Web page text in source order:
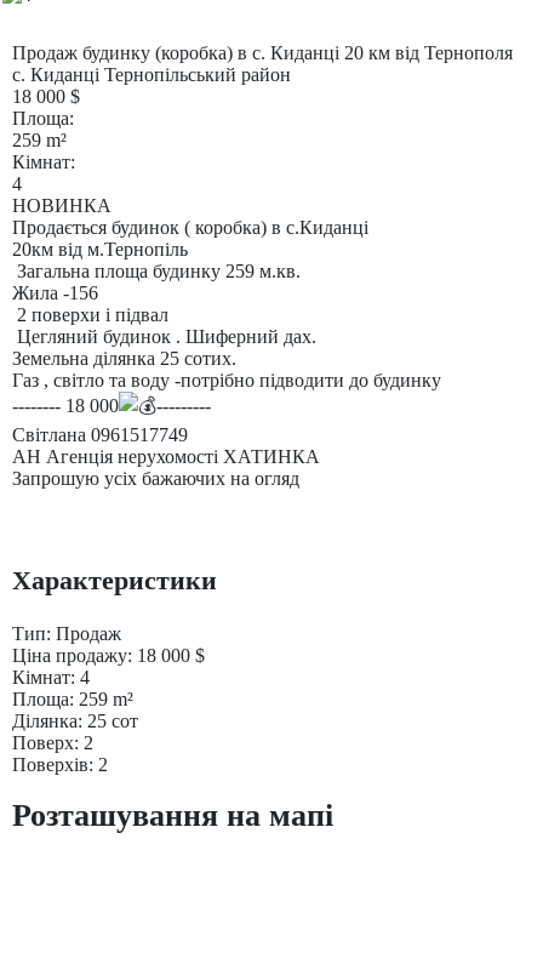
Продаж будинку (коробка) в с. Киданці 20 км від Тернополя
с. Киданці Тернопільський район
18 000 $
Площа:
259 m²
Кімнат:
4
НОВИНКА
Продається будинок ( коробка) в с.Киданці
20км від м.Тернопіль
Загальна площа будинку 259 м.кв.
Жила -156
2 поверхи і підвал
Цегляний будинок . Шиферний дах.
Земельна ділянка 25 сотих.
Газ , світло та воду -потрібно підводити до будинку
-------- 18 000
---------
Світлана 0961517749
АН Агенція нерухомості ХАТИНКА
Запрошую усіх бажаючих на огляд
Характеристики
Тип: Продаж
Ціна продажу: 18 000 $
Кімнат: 4
Площа: 259 m²
Ділянка: 25 сот
Поверх: 2
Поверхів: 2
Розташування на мапі